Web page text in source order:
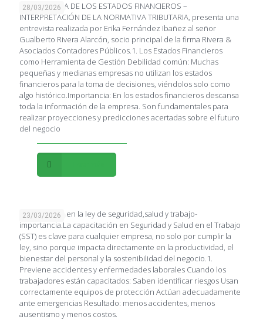
28/03/2026
IMPORTANCIA DE LOS ESTADOS FINANCIEROS –
INTERPRETACIÓN DE LA NORMATIVA TRIBUTARIA, presenta una
entrevista realizada por Erika Fernández Ibañez al señor
Gualberto Rivera Alarcón, socio principal de la firma Rivera &
Asociados Contadores Públicos.1. Los Estados Financieros
como Herramienta de Gestión Debilidad común: Muchas
pequeñas y medianas empresas no utilizan los estados
financieros para la toma de decisiones, viéndolos solo como
algo histórico.Importancia: En los estados financieros descansa
toda la información de la empresa. Son fundamentales para
realizar proyecciones y predicciones acertadas sobre el futuro
del negocio
23/03/2026
Capacitación en la ley de seguridad,salud y trabajo-
importancia.La capacitación en Seguridad y Salud en el Trabajo
(SST) es clave para cualquier empresa, no solo por cumplir la
ley, sino porque impacta directamente en la productividad, el
bienestar del personal y la sostenibilidad del negocio.1.
Previene accidentes y enfermedades laborales Cuando los
trabajadores están capacitados: Saben identificar riesgos Usan
correctamente equipos de protección Actúan adecuadamente
ante emergencias Resultado: menos accidentes, menos
ausentismo y menos costos.